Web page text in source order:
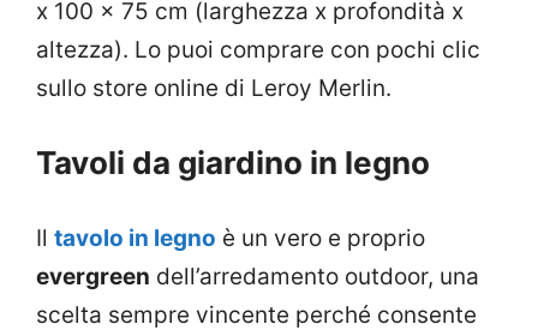
x 100 x 75 cm (larghezza x profondità x
altezza). Lo puoi comprare con pochi clic
sullo store online di Leroy Merlin.
Tavoli da giardino in legno
Il tavolo in legno è un vero e proprio
evergreen dell’arredamento outdoor, una
scelta sempre vincente perché consente